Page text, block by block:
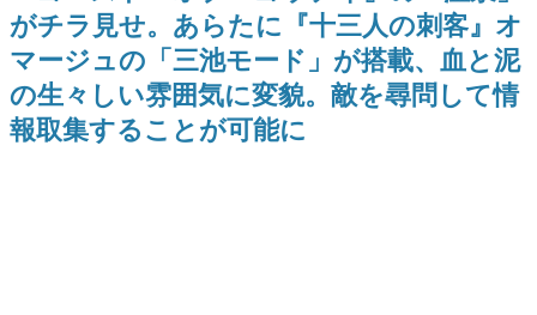
名作ゲームクリエイターの方々に製作時のエピソードをお
聞きし、ヒットする企画（ゲーム）とは何か？を探ってい
きます。
赫本
この物語を解いてはいけない。『赫本』は、〈試験問題〉
の形をした短編ホラー小説集です。
ム、型式番号などを配置
がチラ見せ。あらたに『十三人の刺客』オ
マージュの「三池モード」が搭載、血と泥
の生々しい雰囲気に変貌。敵を尋問して情
報取集することが可能に